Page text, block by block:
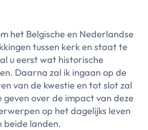
het Belgische en Nederlandse
tussen kerk en staat te
u eerst wat historische
Daarna zal ik ingaan op de
van de kwestie en tot slot zal
over de impact van deze
op het dagelijks leven
beide landen.